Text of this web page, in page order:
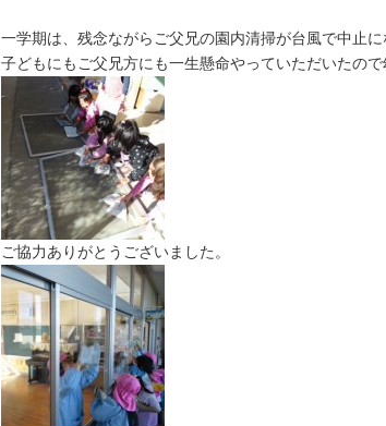
一学期は、残念ながらご父兄の園内清掃が台風で中止
子どもにもご父兄方にも一生懸命やっていただいたので
ご協力ありがとうございました。